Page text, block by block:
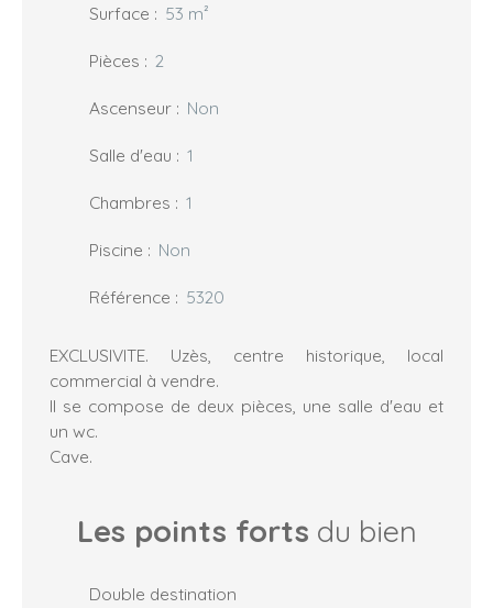
Surface : 53 m²
Pièces : 2
Ascenseur : Non
Salle d'eau : 1
Chambres : 1
Piscine : Non
Référence : 5320
EXCLUSIVITE. Uzès, centre historique, local
commercial à vendre.
Il se compose de deux pièces, une salle d'eau et
un wc.
Cave.
Les points forts du bien
Double destination